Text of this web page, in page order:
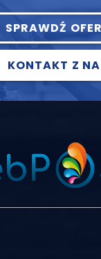
SPRAWDŹ
KONTAKT Z